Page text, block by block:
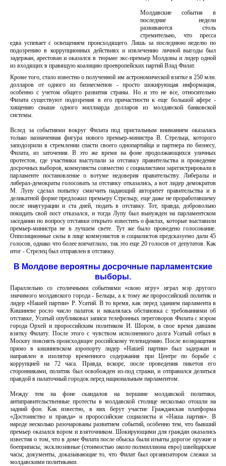
Молдавские события в
последние недели
развиваются столь
стремительно, что пресса
едва успевает с освещением происходящего. Лишь за последнюю неделю по
подозрению в коррупционных действиях и извлечению личной выгоды был
задержан, арестован и оказался в тюрьме экс-премьер Молдовы и лидер одной
из входящих в правящую коалицию проевропейских партий Влад Филат.
Кроме того, стало известно о полученной им астрономической взятке в 250 млн.
долларов от одного из бизнесменов - просто шокирующая информация,
особенно с учетом общего развития страны. Но и это не все, относительно
Филата существуют подозрения в его причастности к еще большой афере -
хищению свыше одного миллиарда долларов из молдавской банковской
системы.
Вслед за событиями вокруг Филата под пристальным вниманием оказалась
только назначенная фигура нового премьер-министра В. Стрельца, которого
заподозрили в стремлении спасти своего однопартийца и партнера по бизнесу,
Филата, из заточения. В это же время на фоне продолжающихся уличных
протестов, где участники выступали за отставку правительства и проведение
досрочных выборов, коммунисты совместно с социалистами зарегистрировали в
парламенте постановление о вотуме недоверия правительству. Либералы и
либерал-демократы голосовать за отставку отказались, а вот лидер демократов
М. Лупу сделал попытку смягчить падающий авторитет правительства и в
деликатной форме предложил премьеру Стрельцу, еще даже не проработавшему
после инаугурации и ста дней, подать в отставку. Тот, правда, добровольно
покидать свой пост отказался, и тогда Лупу был вынужден на парламентском
заседании по вопросу отставки открыто известить о фактах, которые выставили
премьер-министра не в лучшем свете. Тут же было проведено голосование.
Оппозиционные силы в лице коммунистов и социалистов предсказуемо дали 45
голосов, однако что более впечатлило, так это еще 20 голосов от депутатов. Как
итог - Стрелец был отправлен в отставку.
В Молдове вероятны досрочные парламентские
выборы.
Параллельно со столичными событиями «свою игру» играл мэр другого
значимого молдавского города - Бельцы, а к тому же пророссийский политик и
лидер «Нашей партии» Р. Усатий. В то время, как перед зданием парламента в
Кишиневе росло число палаток и накалялась обстановка с требованиями об
отставке, Усатый опубликовал записи телефонных переговоров Филата с мэром
города Орхей и пророссийским политиком И. Шором, в свое время давшим
взятку Филату. После этого с чувством исполненного долга Усатый отбыл в
Москву пояснять происходящее российскому телевидению. После возвращения
прямо в кишиневском аэропорту лидер «Нашей партии» был задержан и
направлен в изолятор временного содержания при Центре по борьбе с
коррупцией на 72 часа. Правда, вскоре, после проведения пикетов его
сторонниками, политик был освобожден из-под стражи, и отправился делиться
правдой в палаточный городок перед национальным парламентом.
Между тем на фоне скандалов на вершине молдавской политики,
антиправительственные протесты в молдавской столице несколько отошли на
задний фон. Как известно, в них берут участие Гражданская платформа
«Достоинство и правда» и пророссийские социалисты и «Наша партия». В
народе несколько разочарованы развитием событий, особенно тем, что бывший
премьер оказался вором и взяточником. Шокирующими для граждан оказались
известия о том, что в доме Филата после обыска были изъяты дорогое оружие и
боеприпасы; эксклюзивные (стоимостью около полмиллиона евро) швейцарские
часы; документы, доказывающие то, что Филат был организатором слежки за
молдавскими политиками.